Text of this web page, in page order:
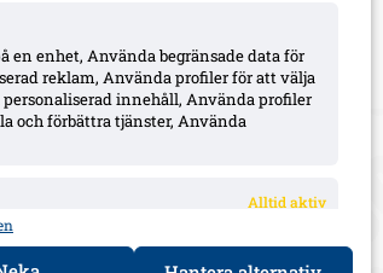
enhet, Använda begränsade data för
reklam, Använda profiler för att välja
innehåll, Använda profiler
och förbättra tjänster, Använda
Alltid aktiv
Länka olika enheter,
överförs automatiskt.